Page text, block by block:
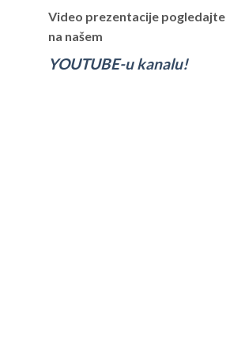
Video prezentacije pogledajte
na našem
YOUTUBE-u kanalu!